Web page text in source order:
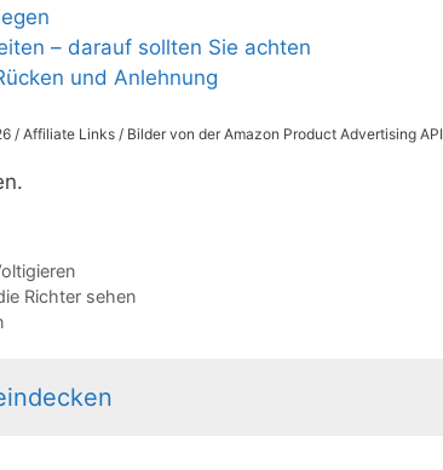
– darauf sollten Sie achten
und Anlehnung
/ Affiliate Links / Bilder von der Amazon Product Advertising API
Richter sehen